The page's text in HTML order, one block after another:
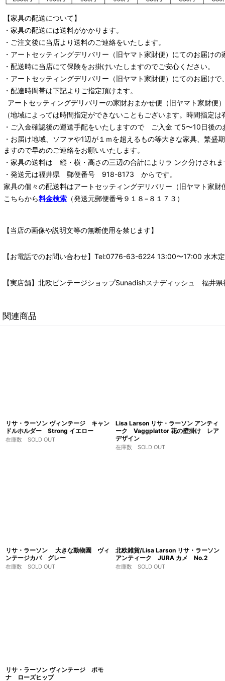
【家具の配送について】
・家具の配送には送料がかかります。
・ご注文後に当店より送料のご連絡をいたします。
・ アートセッティングデリバリー （旧ヤマト家財便） にてのお届けの
・配送時に当店にて保険をお掛けいたしますのでご安心ください。
・ アートセッティングデリバリー （旧ヤマト家財便） にてのお届けで
・配達時間帯は下記よりご指定頂けます。
アートセッティングデリバリーの家財おまかせ便 （旧ヤマト家財便
（地域によっては時間指定ができないこともございます。時間指定
・ご入金確認後の運送手配をいたしますので ご入金 て5〜10日後の
・お届け地域、ソファや1辺が１ｍを超えるもの等大きな家具、繁
ますので早めのご連絡をお願いいたします。
・家具の送料は 縦・横・高さの三辺の合計によりラ ンク分けされま
・発送元は福井県 郵便番号 918-8173 からです。
家具の個々の配送料はアートセッティングデリバリー （旧ヤマト家財
こちらから料金検索 （発送元郵便番号９１８−８１７３）
【当店の画像や説明文等の無断使用を禁じます】
【お電話でのお問い合わせ】Tel:0776-63-6224 13:00〜17:00 水木
【実店舗】北欧ビンテージショップSunadishスナディッシュ 福井
関連商品
リサ・ラーソン ヴィンテージ キャン
ドルホルダー Strong イエロー
在庫数 SOLD OUT
Lisa Larson リサ・ラーソン アンティ
ーク Vaggplattor 花の壁掛け レア
デザイン
在庫数 SOLD OUT
リサ・ラーソン 大きな動物園 ヴィ
ンテージカバ グレー
在庫数 SOLD OUT
北欧雑貨/Lisa Larson リサ・ラーソン
アンティーク JURA カメ No.2
在庫数 SOLD OUT
リサ・ラーソン ヴィンテージ ポモ
ナ ローズヒップ